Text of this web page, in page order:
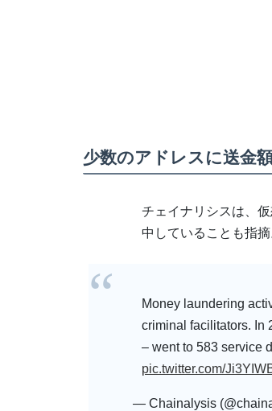
少数のアドレスに送金
チェイナリシスは、
中していることも指摘
Money laundering
criminal facilitators. In
– went to 583 service
pic.twitter.com/
— Chainalysis